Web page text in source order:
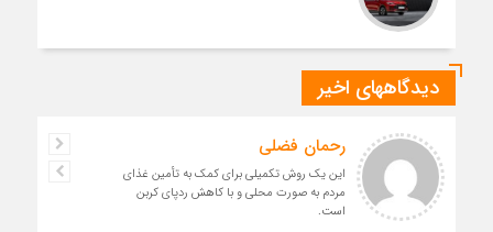
دیدگاههای اخیر
رحمان فضلی
این یک روش تکمیلی برای کمک به تأمین غذای
مردم به صورت محلی و با کاهش ردپای کربن
است.